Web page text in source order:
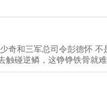
奇和三军总司令彭德怀
触碰逆鳞，这铮铮铁骨就